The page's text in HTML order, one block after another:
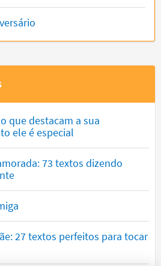
que destacam a sua
ele é especial
73 textos dizendo
27 textos perfeitos para tocar